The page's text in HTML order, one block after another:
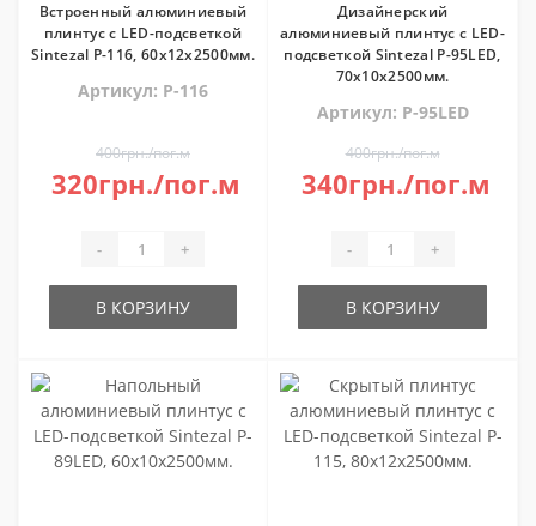
Встроенный алюминиевый
плинтус с LED-подсветкой
Sintezal P-116, 60х12х2500мм.
Артикул: P-116
400грн./пог.м
320грн./пог.м
- +
В КОРЗИНУ
Дизайнерский
алюминиевый плинтус с LED-
подсветкой Sintezal P-95LED,
70х10х2500мм.
Артикул: P-95LED
400грн./пог.м
340грн./пог.м
- +
В КОРЗИНУ